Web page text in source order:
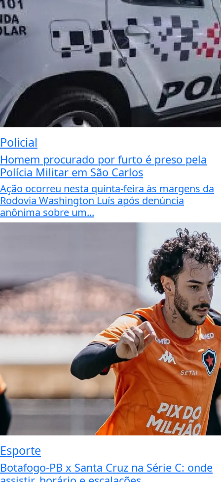
Policial
Homem procurado por furto é preso pela
Polícia Militar em São Carlos
Ação ocorreu nesta quinta-feira às margens da
Rodovia Washington Luís após denúncia
anônima sobre um...
Esporte
Botafogo-PB x Santa Cruz na Série C: onde